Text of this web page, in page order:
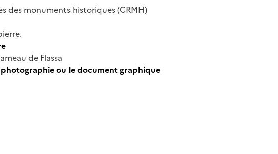
des monuments historiques (CRMH)
de Flassa
ou le document graphique